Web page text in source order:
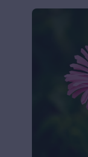
¿Cómo